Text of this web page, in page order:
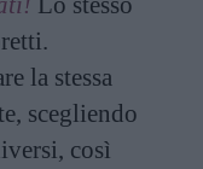
la stessa
scegliendo
così